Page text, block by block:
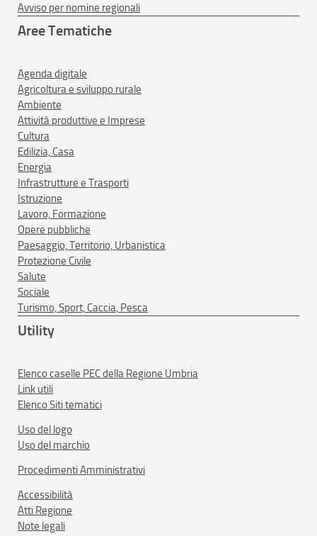
Avviso per nomine regionali
Aree Tematiche
Agenda digitale
Agricoltura e sviluppo rurale
Ambiente
Attività produttive e Imprese
Cultura
Edilizia, Casa
Energia
Infrastrutture e Trasporti
Istruzione
Lavoro, Formazione
Opere pubbliche
Paesaggio, Territorio, Urbanistica
Protezione Civile
Salute
Sociale
Turismo, Sport, Caccia, Pesca
Utility
Elenco caselle PEC della Regione Umbria
Link utili
Elenco Siti tematici
Uso del logo
Uso del marchio
Procedimenti Amministrativi
Accessibilità
Atti Regione
Note legali